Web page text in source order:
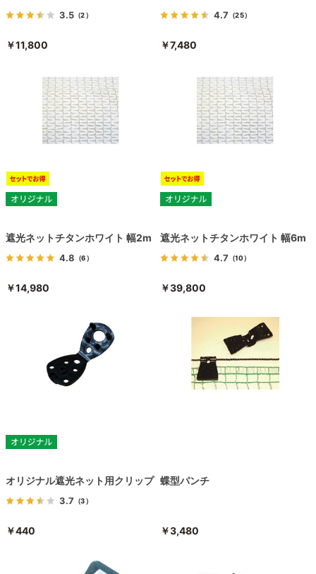
3.5（2）
￥11,800
4.7 （25）
￥7,480
遮光ネットチタンホワイト 幅2m
4.8 （6）
￥14,980
遮光ネットチタンホワイト 幅6m
4.7 （10）
￥39,800
オリジナル遮光ネット用クリップ
3.7 （3）
￥440
蝶型パンチ
￥3,480